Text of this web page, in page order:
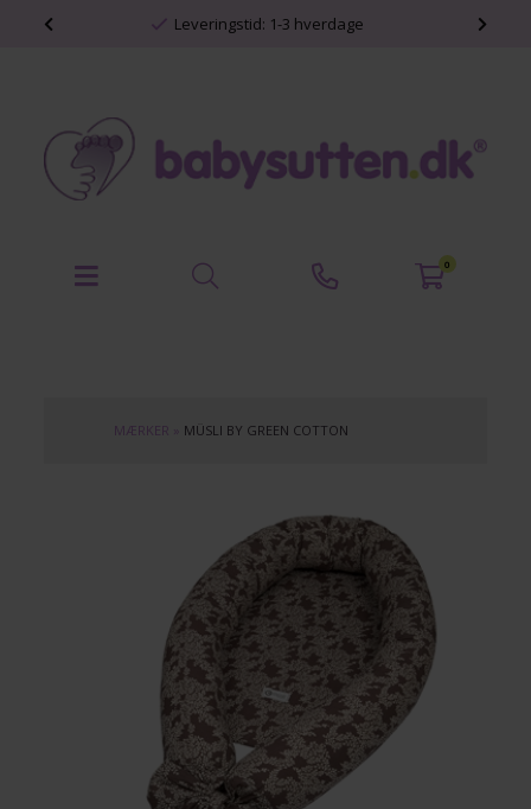
Leveringstid: 1-3 hverdage
0
MÆRKER MÜSLI BY GREEN COTTON